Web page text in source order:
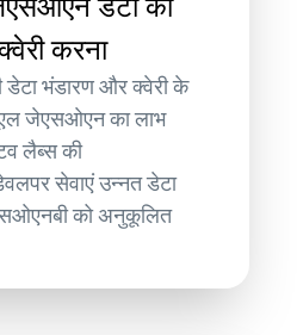
डेटा को
करना
भंडारण और क्वेरी के
जेएसओएन का लाभ
लैब्स की
सेवाएं उन्नत डेटा
को अनुकूलित